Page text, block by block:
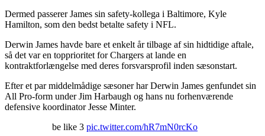
Dermed passerer James sin safety-kollega i Baltimore, Kyle
Hamilton, som den bedst betalte safety i NFL.
Derwin James havde bare et enkelt år tilbage af sin hidtidige aftale,
så det var en topprioritet for Chargers at lande en
kontraktforlængelse med deres forsvarsprofil inden sæsonstart.
Efter et par middelmådige sæsoner har Derwin James genfundet sin
All Pro-form under Jim Harbaugh og hans nu forhenværende
defensive koordinator Jesse Minter.
be like 3 pic.twitter.com/hR7mN0rcKo